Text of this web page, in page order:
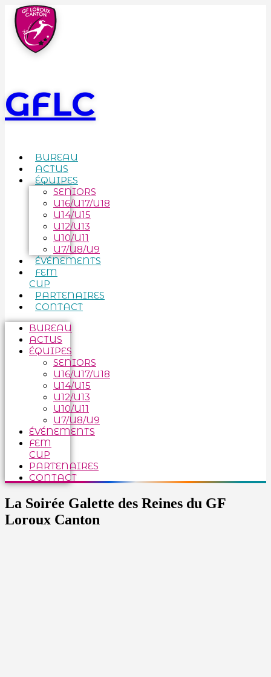
GFLC
BUREAU
ACTUS
ÉQUIPES
SENIORS
U16/U17/U18
U14/U15
U12/U13
U10/U11
U7/U8/U9
ÉVÉNEMENTS
FEM
CUP
PARTENAIRES
CONTACT
BUREAU
ACTUS
ÉQUIPES
SENIORS
U16/U17/U18
U14/U15
U12/U13
U10/U11
U7/U8/U9
ÉVÉNEMENTS
FEM
CUP
PARTENAIRES
CONTACT
La Soirée Galette des Reines du GF
Loroux Canton